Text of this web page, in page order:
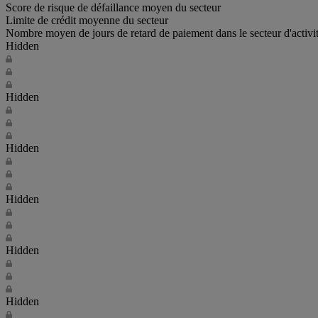
Score de risque de défaillance moyen du secteur
Limite de crédit moyenne du secteur
Nombre moyen de jours de retard de paiement dans le secteur
Hidden
Hidden
Hidden
Hidden
Hidden
Hidden